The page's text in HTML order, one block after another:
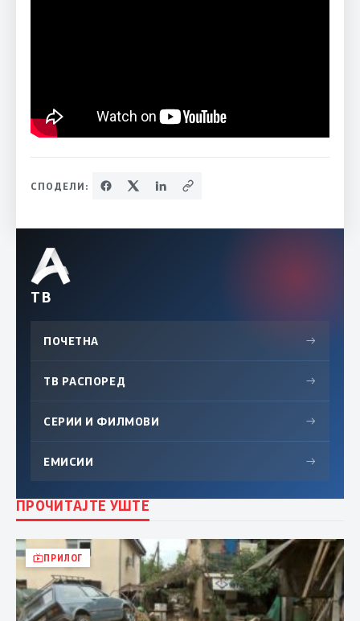
СПОДЕЛИ:
ТВ
ПОЧЕТНА →
ТВ РАСПОРЕД →
СЕРИИ И ФИЛМОВИ →
ЕМИСИИ →
ПРОЧИТАЈТЕ УШТЕ
ПРИЛОГ